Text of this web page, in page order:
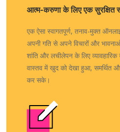
आत्म-करुणा के लिए एक सुरक्षित
एक ऐसा स्वागतपूर्ण, तनाव-मुक्त
अपनी गति से अपने विचारों और
शांति और लचीलेपन के लिए
वास्तव में खुद को देखा हुआ, समर्थित
कर सके।